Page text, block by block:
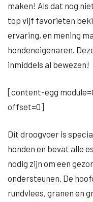
maken! Als dat nog
top vijf favorieten
ervaring, en mening
hondeneigenaren.
inmiddels al bewezen!
[content-egg
offset=0]
Dit droogvoer is
honden en bevat alle
nodig zijn om een
ondersteunen. De
rundvlees, granen en